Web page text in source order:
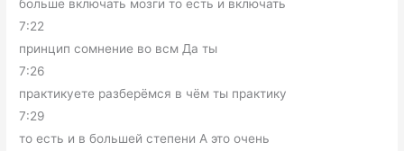
больше включать мозги то есть и включать
7:22
принцип сомнение во всм Да ты
7:26
практикуете разберёмся в чём ты практику
7:29
то есть и в большей степени А это очень